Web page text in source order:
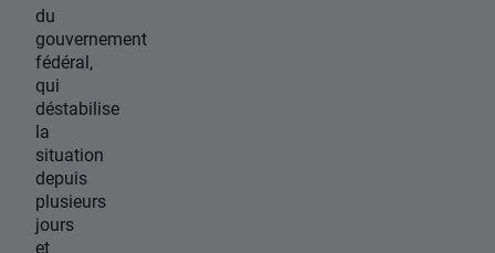
du
gouvernement
fédéral,
qui
déstabilise
la
situation
depuis
plusieurs
jours
et